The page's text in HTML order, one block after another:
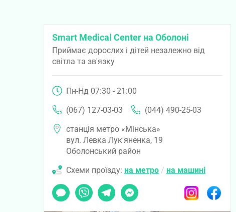
Smart Medical Center на Оболоні
Приймає дорослих і дітей незалежно від
світла та зв'язку
Пн-Нд 07:30 - 21:00
(067) 127-03-03
(044) 490-25-03
станція метро «Мінська»
вул. Левка Лук'яненка, 19
Оболонський район
Схеми проїзду: на метро / на машині
Чат Viber TelegramMessenger InstagramFacebook